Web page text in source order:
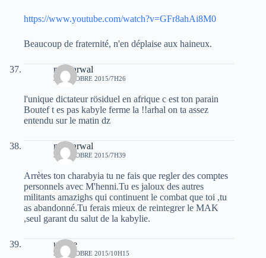
https://www.youtube.com/watch?v=GFr8ahAi8M0
Beaucoup de fraternité, n'en déplaise aux haineux.
moh arwal
30 OCTOBRE 2015/7H26
l'unique dictateur rösiduel en afrique c est ton parain
Boutef t es pas kabyle ferme la !!arhal on ta assez
entendu sur le matin dz
moh arwal
30 OCTOBRE 2015/7H39
Arrètes ton charabyia tu ne fais que regler des comptes
personnels avec M'henni.Tu es jaloux des autres
militants amazighs qui continuent le combat que toi ,tu
as abandonné.Tu ferais mieux de reintegrer le MAK
,seul garant du salut de la kabylie.
urfane
30 OCTOBRE 2015/10H15